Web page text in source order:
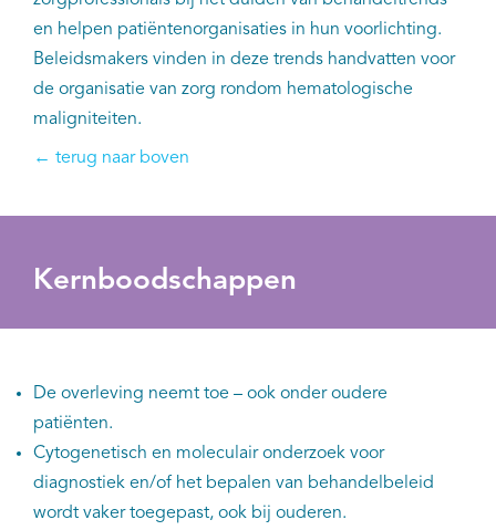
en helpen patiëntenorganisaties in hun voorlichting.
Beleidsmakers vinden in deze trends handvatten voor
de organisatie van zorg rondom hematologische
maligniteiten.
← terug naar boven
Kernboodschappen
De overleving neemt toe – ook onder oudere
patiënten.
Cytogenetisch en moleculair onderzoek voor
diagnostiek en/of het bepalen van behandelbeleid
wordt vaker toegepast, ook bij ouderen.